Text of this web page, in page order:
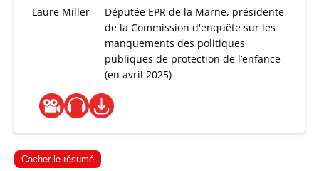
Laure Miller
Députée EPR de la Marne, présidente
de la Commission d'enquête sur les
manquements des politiques
publiques de protection de l’enfance
(en avril 2025)
Cacher le résumé